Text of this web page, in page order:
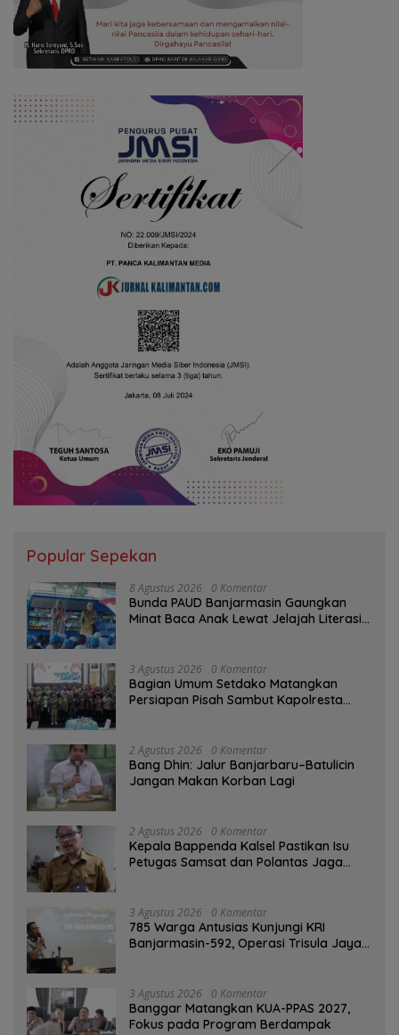
Popular Sepekan
8 Agustus 2026 0 Komentar
Bunda PAUD Banjarmasin Gaungkan
Minat Baca Anak Lewat Jelajah Literasi
3 Agustus 2026 0 Komentar
Bagian Umum Setdako Matangkan
Persiapan Pisah Sambut Kapolresta
2 Agustus 2026 0 Komentar
Bang Dhin: Jalur Banjarbaru–Batulicin
Jangan Makan Korban Lagi
2 Agustus 2026 0 Komentar
Kepala Bappenda Kalsel Pastikan Isu
Petugas Samsat dan Polantas Jaga
3 Agustus 2026 0 Komentar
785 Warga Antusias Kunjungi KRI
Banjarmasin-592, Operasi Trisula Jaya
3 Agustus 2026 0 Komentar
‎Banggar Matangkan KUA-PPAS 2027,
Fokus pada Program Berdampak